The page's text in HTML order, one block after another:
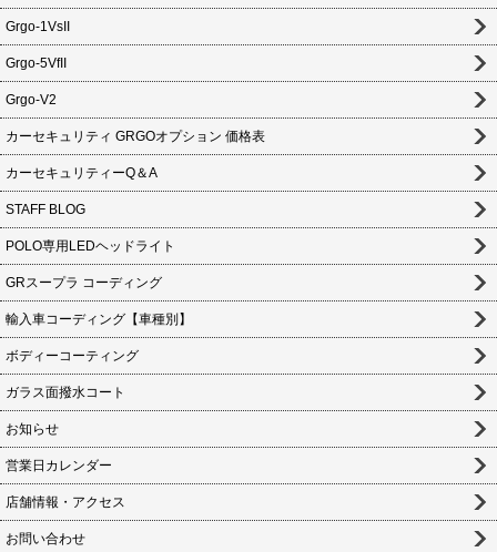
Grgo-1VsII
Grgo-5VfII
Grgo-V2
カーセキュリティ GRGOオプション 価格表
カーセキュリティーQ＆A
STAFF BLOG
POLO専用LEDヘッドライト
GRスープラ コーディング
輸入車コーディング【車種別】
ボディーコーティング
ガラス面撥水コート
お知らせ
営業日カレンダー
店舗情報・アクセス
お問い合わせ